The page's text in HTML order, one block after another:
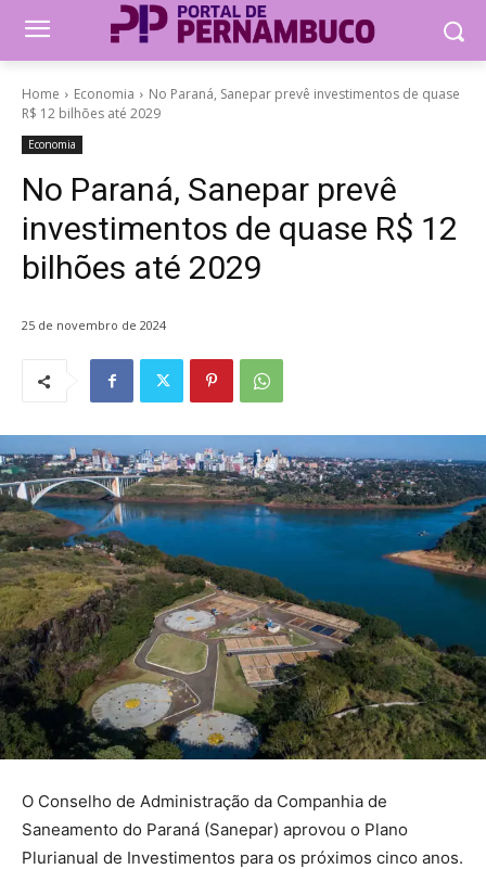
Home Economia
No Paraná, Sanepar prevê investimentos de quase
R$ 12 bilhões até 2029
Economia
No Paraná, Sanepar prevê
investimentos de quase R$ 12
bilhões até 2029
25 de novembro de 2024
O Conselho de Administração da Companhia de
Saneamento do Paraná (Sanepar) aprovou o Plano
Plurianual de Investimentos para os próximos cinco anos.